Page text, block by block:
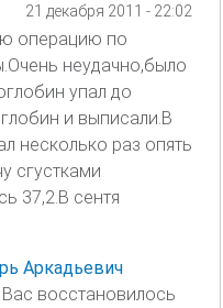
21 декабря 2011 - 22:02
операцию по
неудачно,было
упал до
и выписали.В
несколько раз опять
сгустками
37,2.В сентя
Аркадьевич
Вас восстановилось